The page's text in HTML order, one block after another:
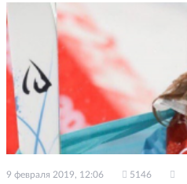
9 февраля 2019, 12:06 5146